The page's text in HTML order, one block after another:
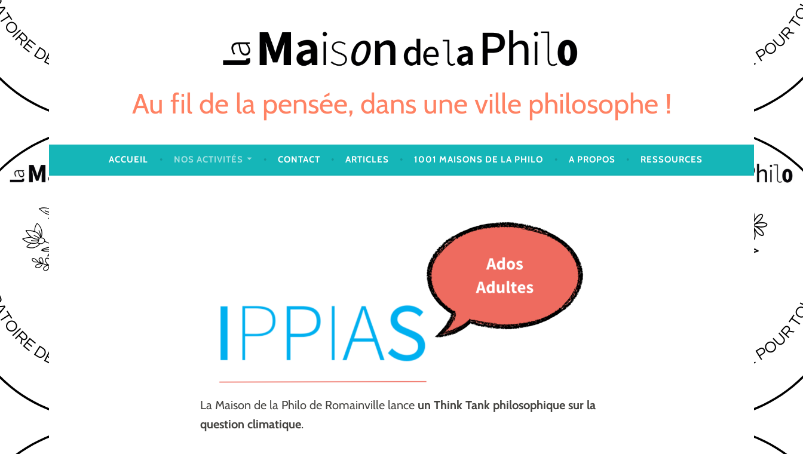
Au fil de la pensée, dans une ville philosophe !
ACCUEIL NOS ACTIVITÉS CONTACT ARTICLES 1001 MAISONS DE LA PHILO A PROPOS RESSOURCES
La Maison de la Philo de Romainville lance un Think Tank philosophique sur la
question climatique.